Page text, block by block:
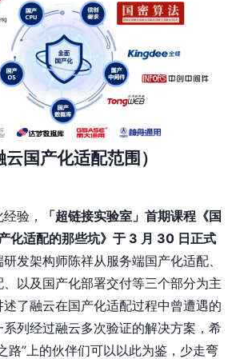
云国产化适配范围）
验，
「超链接实验室」首期课程《国
适配的那些坑》于 3 月 30 日正式
发架构师陈祥从服务端国产化适配、
以及国产化部署交付等三个部分为主
了融云在国产化适配过程中曾遭遇的
列经过融云多次验证的解决方案，希
路”上的伙伴们可以以此为鉴，少走弯